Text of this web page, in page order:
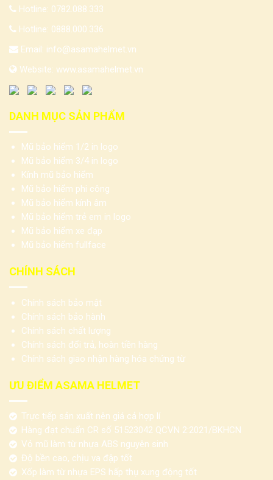
Hotline: 0782.088.333
Hotline: 0888.000.336
Email: info@asamahelmet.vn
Website: www.asamahelmet.vn
DANH MỤC SẢN PHẨM
Mũ bảo hiểm 1/2 in logo
Mũ bảo hiểm 3/4 in logo
Kính mũ bảo hiểm
Mũ bảo hiểm phi công
Mũ bảo hiểm kính âm
Mũ bảo hiểm trẻ em in logo
Mũ bảo hiểm xe đạp
Mũ bảo hiểm fullface
CHÍNH SÁCH
Chính sách bảo mật
Chính sách bảo hành
Chính sách chất lượng
Chính sách đổi trả, hoàn tiền hàng
Chính sách giao nhận hàng hóa chứng từ
ƯU ĐIỂM ASAMA HELMET
Trực tiếp sản xuất nên giá cả hợp lí
Hàng đạt chuẩn CR số 51523042 QCVN 2:2021/BKHCN
Vỏ mũ làm từ nhựa ABS nguyên sinh
Độ bền cao, chịu va đập tốt
Xốp làm từ nhựa EPS hấp thụ xung động tốt